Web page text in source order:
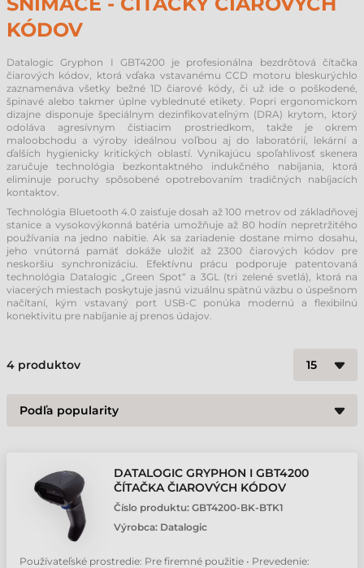
KÓDOV
Datalogic Gryphon I GBT4200 je profesionálna bezdrôtová čítačka
čiarových kódov, ktorá vďaka vstavanému CCD motoru bleskurýchlo
zaznamenáva všetky bežné 1D čiarové kódy, či už ide o poškodené,
špinavé alebo takmer úplne vyblednuté etikety. Popri ergonomickom
dizajne disponuje špeciálnym dezinfikovateľným (DRA) krytom, ktorý
odoláva agresívnym čistiacim prostriedkom, takže je okrem
maloobchodu a výroby ideálnou voľbou aj do laboratórií, lekární a
ďalších hygienicky kritických oblastí. Vynikajúcu spoľahlivosť skenera
zaručuje technológia bezkontaktného indukčného nabíjania, ktorá
eliminuje poruchy spôsobené opotrebovaním tradičných nabíjacích
kontaktov.
Technológia Bluetooth 4.0 zaisťuje dosah až 100 metrov od základňovej
stanice a vysokovýkonná batéria umožňuje až 80 hodín nepretržitého
používania na jedno nabitie. Ak sa zariadenie dostane mimo dosahu,
jeho vnútorná pamäť dokáže uložiť až 2300 čiarových kódov pre
neskoršiu synchronizáciu. Efektívnu prácu podporuje patentovaná
technológia Datalogic „Green Spot“ a 3GL (tri zelené svetlá), ktorá na
viacerých miestach poskytuje jasnú vizuálnu spätnú väzbu o úspešnom
načítaní, kým vstavaný port USB-C ponúka modernú a flexibilnú
konektivitu pre nabíjanie aj prenos údajov.
4 produktov
DATALOGIC GRYPHON I GBT4200
ČÍTAČKA ČIAROVÝCH KÓDOV
Číslo produktu: GBT4200-BK-BTK1
Výrobca: Datalogic
Používateľské prostredie: Pre firemné použitie • Prevedenie: